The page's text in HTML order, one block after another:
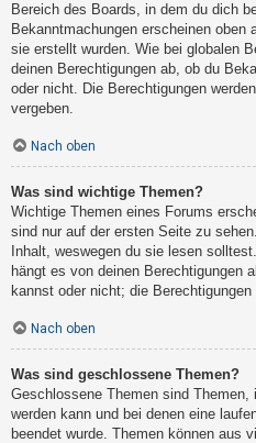
Bereich des Boards, in dem du dich
Bekanntmachungen erscheinen
sie erstellt wurden. Wie bei globalen
deinen Berechtigungen ab, ob du
oder nicht. Die Berechtigungen
vergeben.
Nach oben
Was sind wichtige Themen?
Wichtige Themen eines Forums
sind nur auf der ersten Seite zu
Inhalt, weswegen du sie lesen
hängt es von deinen Berechtigungen
kannst oder nicht; die
Nach oben
Was sind geschlossene Themen?
Geschlossene Themen sind
werden kann und bei denen eine
beendet wurde. Themen können aus